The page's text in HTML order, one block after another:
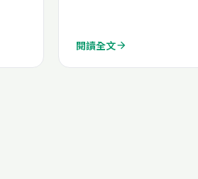
閱讀全文arrow_forward